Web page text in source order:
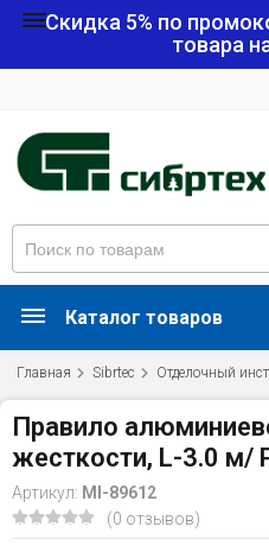
Скидка 5% по
товара
Каталог товаров
Главная Sibrtec Отделочный
Правило
жесткости, L-3.0 м/
Артикул: MI-89612
(0 отзывов)